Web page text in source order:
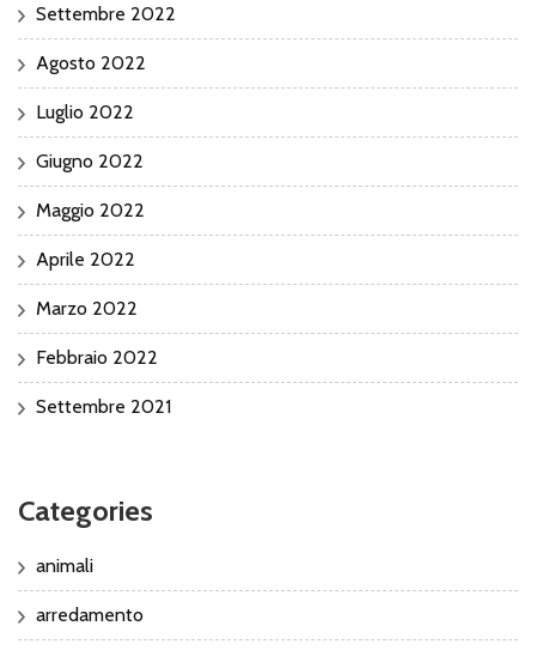
Settembre 2022
Agosto 2022
Luglio 2022
Giugno 2022
Maggio 2022
Aprile 2022
Marzo 2022
Febbraio 2022
Settembre 2021
Categories
animali
arredamento